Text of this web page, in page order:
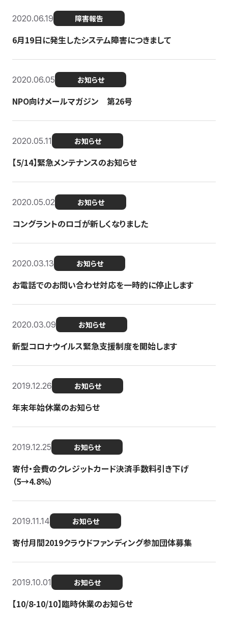
2020.06.19 障害報告
6月19日に発生したシステム障害につきまして
2020.06.05 お知らせ
NPO向けメールマガジン 第26号
2020.05.11 お知らせ
【5/14】緊急メンテナンスのお知らせ
2020.05.02 お知らせ
コングラントのロゴが新しくなりました
2020.03.13 お知らせ
お電話でのお問い合わせ対応を一時的に停止します
2020.03.09 お知らせ
新型コロナウイルス緊急支援制度を開始します
2019.12.26 お知らせ
年末年始休業のお知らせ
2019.12.25 お知らせ
寄付・会費のクレジットカード決済手数料引き下げ
（5→4.8%）
2019.11.14 お知らせ
寄付月間2019クラウドファンディング参加団体募集
2019.10.01 お知らせ
【10/8-10/10】臨時休業のお知らせ